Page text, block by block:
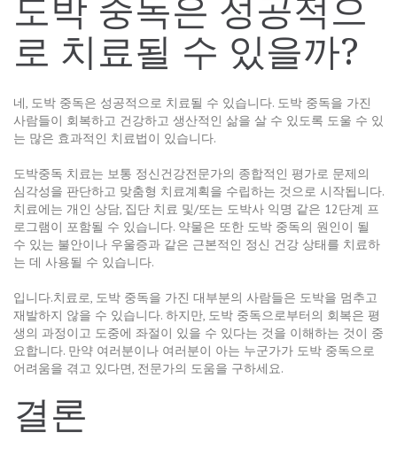
도박 중독은 성공적으
로 치료될 수 있을까?
네, 도박 중독은 성공적으로 치료될 수 있습니다. 도박 중독을 가진
사람들이 회복하고 건강하고 생산적인 삶을 살 수 있도록 도울 수 있
는 많은 효과적인 치료법이 있습니다.
도박중독 치료는 보통 정신건강전문가의 종합적인 평가로 문제의
심각성을 판단하고 맞춤형 치료계획을 수립하는 것으로 시작됩니다.
치료에는 개인 상담, 집단 치료 및/또는 도박사 익명 같은 12단계 프
로그램이 포함될 수 있습니다. 약물은 또한 도박 중독의 원인이 될
수 있는 불안이나 우울증과 같은 근본적인 정신 건강 상태를 치료하
는 데 사용될 수 있습니다.
입니다.치료로, 도박 중독을 가진 대부분의 사람들은 도박을 멈추고
재발하지 않을 수 있습니다. 하지만, 도박 중독으로부터의 회복은 평
생의 과정이고 도중에 좌절이 있을 수 있다는 것을 이해하는 것이 중
요합니다. 만약 여러분이나 여러분이 아는 누군가가 도박 중독으로
어려움을 겪고 있다면, 전문가의 도움을 구하세요.
결론